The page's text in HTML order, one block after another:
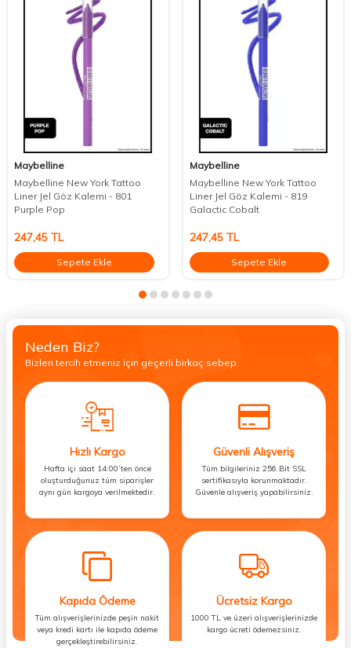
Maybelline
Maybelline New York Tattoo
Liner Jel Göz Kalemi - 801
Purple Pop
247,45 TL
Sepete Ekle
Maybelline
Maybelline New York Tattoo
Liner Jel Göz Kalemi - 819
Galactic Cobalt
247,45TL
Sepete Ekle
Neden Biz?
Bizleri tercih etmeniz için geçerli birkaç sebep.
Hızlı Kargo
Hafta içi saat 14:00’ten önce
oluşturduğunuz tüm siparişler
aynı gün kargoya verilmektedir.
Güvenli Alışveriş
Tüm bilgileriniz 256 Bit SSL
sertifikasıyla korunmaktadır.
Güvenle alışveriş yapabilirsiniz.
Kapıda Ödeme
Tüm alışverişlerinizde peşin nakit
veya kredi kartı ile kapıda ödeme
gerçekleştirebilirsiniz.
Ücretsiz Kargo
1000 TL ve üzeri alışverişlerinizde
kargo ücreti ödemezsiniz.